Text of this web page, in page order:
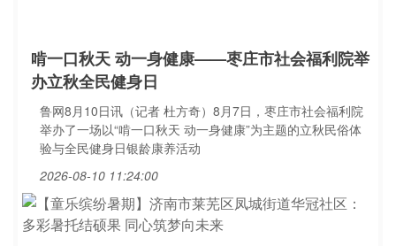
啃一口秋天 动一身健康——枣庄市社会福利院举
办立秋全民健身日
鲁网8月10日讯（记者 杜方奇）8月7日，枣庄市社会福利院
举办了一场以“啃一口秋天 动一身健康”为主题的立秋民俗体
验与全民健身日银龄康养活动
2026-08-10 11:24:00